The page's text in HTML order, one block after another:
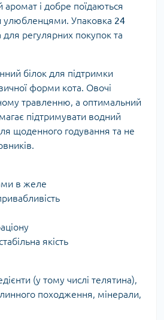
і добре поїдаються
улюбленцями. Упаковка 24
для регулярних покупок та
білок для підтримки
форми кота. Овочі
травленню, а оптимальний
підтримувати водний
щоденного годування та не
в желе
якість
(у тому числі телятина),
походження, мінерали,